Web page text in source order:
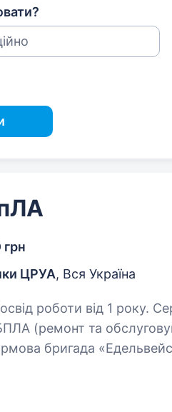
грн
ЦРУА, Вся Україна
роботи від 1 року.
(ремонт та
бригада